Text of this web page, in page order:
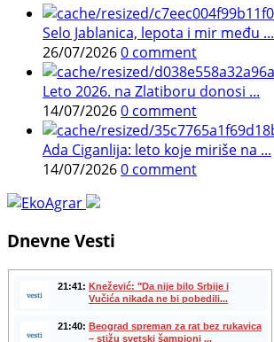
Selo Jablanica, lepota i mir među ...
26/07/20260 comment
Leto 2026. na Zlatiboru donosi ...
14/07/20260 comment
Ada Ciganlija: leto koje miriše na ...
14/07/20260 comment
Dnevne Vesti